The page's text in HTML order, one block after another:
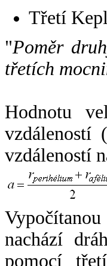
Třetí
"Poměr
třetích
Hodnotu
vzdáleností
vzdáleností
nachází
pomocí